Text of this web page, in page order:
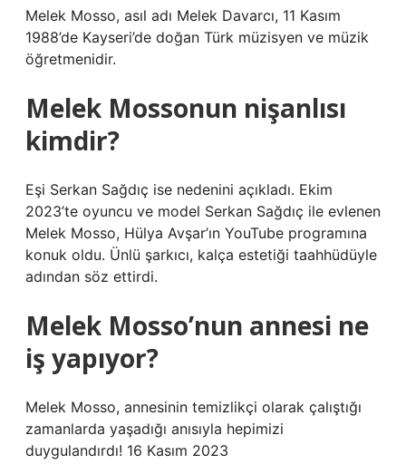
Melek Mosso, asıl adı Melek Davarcı, 11 Kasım
1988’de Kayseri’de doğan Türk müzisyen ve müzik
öğretmenidir.
Melek Mossonun nişanlısı
kimdir?
Eşi Serkan Sağdıç ise nedenini açıkladı. Ekim
2023’te oyuncu ve model Serkan Sağdıç ile evlenen
Melek Mosso, Hülya Avşar’ın YouTube programına
konuk oldu. Ünlü şarkıcı, kalça estetiği taahhüdüyle
adından söz ettirdi.
Melek Mosso’nun annesi ne
iş yapıyor?
Melek Mosso, annesinin temizlikçi olarak çalıştığı
zamanlarda yaşadığı anısıyla hepimizi
duygulandırdı! 16 Kasım 2023